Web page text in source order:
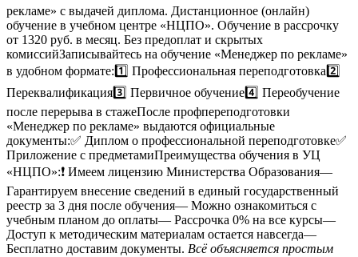
рекламе» с выдачей диплома. Дистанционное (онлайн)
обучение в учебном центре «НЦПО». Обучение в рассрочку
от 1320 руб. в месяц. Без предоплат и скрытых
комиссийЗаписывайтесь на обучение «Менеджер по рекламе»
в удобном формате:1️⃣ Профессиональная переподготовка2️⃣
Переквалификация3️⃣ Первичное обучение4️⃣ Переобучение
после перерыва в стажеПосле профпереподготовки
«Менеджер по рекламе» выдаются официальные
документы:✅ Диплом о профессиональной переподготовке✅
Приложение с предметамиПреимущества обучения в УЦ
«НЦПО»:❗️ Имеем лицензию Министерства Образования—
Гарантируем внесение сведений в единый государственный
реестр за 3 дня после обучения— Можно ознакомиться с
учебным планом до оплаты— Рассрочка 0% на все курсы—
Доступ к методическим материалам остается навсегда—
Бесплатно доставим документы. Всё объясняется простым